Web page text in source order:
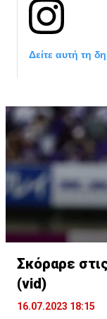
Δείτε αυτή τη
Η δημοσίευση
Σκόραρε
(vid)
16.07.2023 18:15